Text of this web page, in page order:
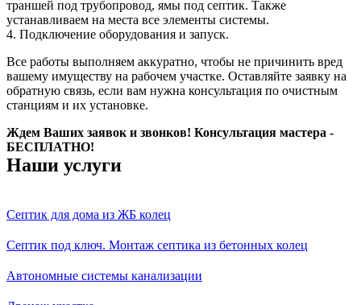
траншей под трубопровод, ямы под септик. Также
устанавливаем на места все элементы системы.
4. Подключение оборудования и запуск.
Все работы выполняем аккуратно, чтобы не причинить вред
вашему имуществу на рабочем участке. Оставляйте заявку на
обратную связь, если вам нужна консультация по очистным
станциям и их установке.
Ждем Ваших заявок и звонков! Консультация мастера -
БЕСПЛАТНО!
Наши услуги
Септик для дома из ЖБ колец
Септик под ключ. Монтаж септика из бетонных колец
Автономные системы канализации